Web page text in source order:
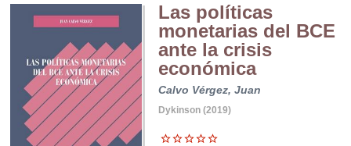
Las políticas
monetarias del BCE
ante la crisis
económica
Calvo Vérgez, Juan
Dykinson (2019)